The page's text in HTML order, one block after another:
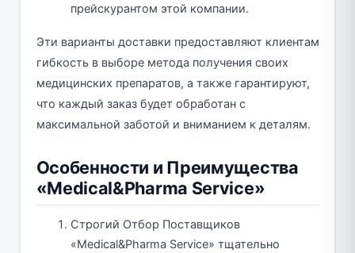
прейскурантом этой компании.
Эти варианты доставки предоставляют клиентам
гибкость в выборе метода получения своих
медицинских препаратов, а также гарантируют,
что каждый заказ будет обработан с
максимальной заботой и вниманием к деталям.
Особенности и Преимущества
«Medical&Pharma Service»
Строгий Отбор Поставщиков
«Medical&Pharma Service» тщательно